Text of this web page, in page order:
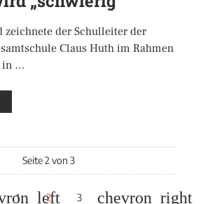
zeichnete der Schulleiter der
Claus Huth im Rahmen
in …
Seite 2 von 3
1 2 3